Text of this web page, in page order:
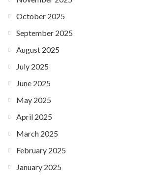
October 2025
September 2025
August 2025
July 2025
June 2025
May 2025
April 2025
March 2025
February 2025
January 2025